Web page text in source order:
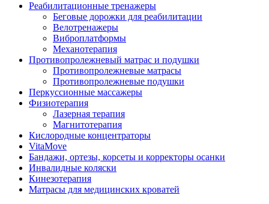
Реабилитационные тренажеры
Беговые дорожки для реабилитации
Велотренажеры
Виброплатформы
Механотерапия
Противопролежневый матрас и подушки
Противопролежневые матрасы
Противопролежневые подушки
Перкуссионные массажеры
Физиотерапия
Лазерная терапия
Магнитотерапия
Кислородные концентраторы
VitaMove
Бандажи, ортезы, корсеты и корректоры осанки
Инвалидные коляски
Кинезотерапия
Матрасы для медицинских кроватей